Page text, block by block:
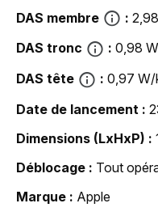
DAS membre
DAS tronc
0,98
DAS tête
0,97 W/
Date de lancement
Dimensions (LxHxP)
Déblocage
Tout
Marque
Apple